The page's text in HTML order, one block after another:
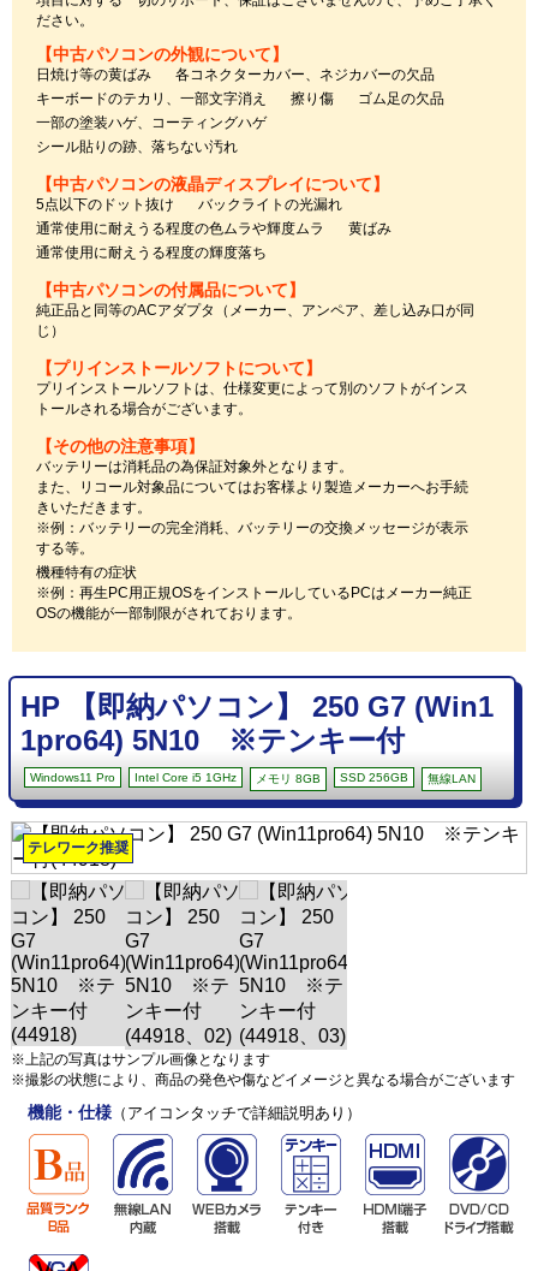
ださい。
【中古パソコンの外観について】
日焼け等の黄ばみ
各コネクターカバー、ネジカバーの欠品
キーボードのテカリ、一部文字消え
擦り傷
ゴム足の欠品
一部の塗装ハゲ、コーティングハゲ
シール貼りの跡、落ちない汚れ
【中古パソコンの液晶ディスプレイについて】
5点以下のドット抜け
バックライトの光漏れ
通常使用に耐えうる程度の色ムラや輝度ムラ
黄ばみ
通常使用に耐えうる程度の輝度落ち
【中古パソコンの付属品について】
純正品と同等のACアダプタ（メーカー、アンペア、差し込み口が同
じ）
【プリインストールソフトについて】
プリインストールソフトは、仕様変更によって別のソフトがインス
トールされる場合がございます。
【その他の注意事項】
バッテリーは消耗品の為保証対象外となります。
また、リコール対象品についてはお客様より製造メーカーへお手続
きいただきます。
※例：バッテリーの完全消耗、バッテリーの交換メッセージが表示
する等。
機種特有の症状
※例：再生PC用正規OSをインストールしているPCはメーカー純正
OSの機能が一部制限がされております。
HP 【即納パソコン】 250 G7 (Win1
1pro64) 5N10 ※テンキー付
Windows11 Pro Intel Core i5 1GHz メモリ 8GB SSD 256GB 無線LAN
テレワーク推奨
※上記の写真はサンプル画像となります
※撮影の状態により、商品の発色や傷などイメージと異なる場合がございます
機能・仕様（アイコンタッチで詳細説明あり）